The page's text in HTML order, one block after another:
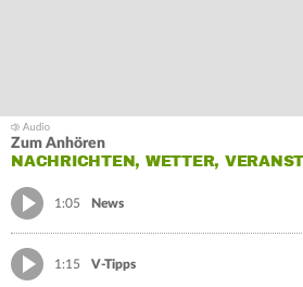
Zum Anhören
NACHRICHTEN, WETTER,
1:05 News
1:15 V-Tipps